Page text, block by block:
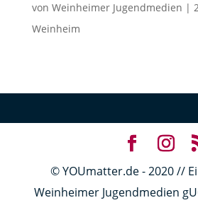
von Weinheimer Jugendmedien |
Weinheim
© YOUmatter.de - 2020 //
Weinheimer Jugendmedien